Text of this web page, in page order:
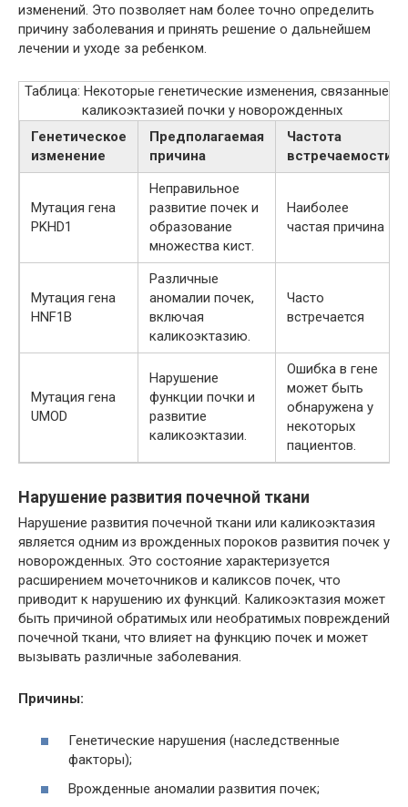
изменений. Это позволяет нам более точно определить
причину заболевания и принять решение о дальнейшем
лечении и уходе за ребенком.
Таблица: Некоторые генетические изменения, связанные с
каликоэктазией почки у новорожденных
Генетическое
изменение
Предполагаемая
причина
Частота
встречаемости
Мутация гена
PKHD1
Неправильное
развитие почек и
образование
множества кист.
Наиболее
частая причина
Мутация гена
HNF1B
Различные
аномалии почек,
включая
каликоэктазию.
Часто
встречается
Мутация гена
UMOD
Нарушение
функции почки и
развитие
каликоэктазии.
Ошибка в гене
может быть
обнаружена у
некоторых
пациентов.
Нарушение развития почечной ткани
Нарушение развития почечной ткани или каликоэктазия
является одним из врожденных пороков развития почек у
новорожденных. Это состояние характеризуется
расширением мочеточников и каликсов почек, что
приводит к нарушению их функций. Каликоэктазия может
быть причиной обратимых или необратимых повреждений
почечной ткани, что влияет на функцию почек и может
вызывать различные заболевания.
Причины:
Генетические нарушения (наследственные
факторы);
Врожденные аномалии развития почек;